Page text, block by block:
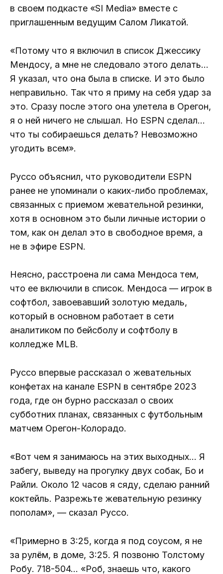
в своем подкасте «SI Media» вместе с
приглашенным ведущим Салом Ликатой.
«Потому что я включил в список Джессику
Мендосу, а мне не следовало этого делать…
Я указал, что она была в списке. И это было
неправильно. Так что я приму на себя удар за
это. Сразу после этого она улетела в Орегон,
я о ней ничего не слышал. Но ESPN сделал…
что ты собираешься делать? Невозможно
угодить всем».
Руссо объяснил, что руководители ESPN
ранее не упоминали о каких-либо проблемах,
связанных с приемом жевательной резинки,
хотя в основном это были личные истории о
том, как он делал это в свободное время, а
не в эфире ESPN.
Неясно, расстроена ли сама Мендоса тем,
что ее включили в список. Мендоса — игрок в
софтбол, завоевавший золотую медаль,
который в основном работает в сети
аналитиком по бейсболу и софтболу в
колледже MLB.
Руссо впервые рассказал о жевательных
конфетах на канале ESPN в сентябре 2023
года, где он бурно рассказал о своих
субботних планах, связанных с футбольным
матчем Орегон-Колорадо.
«Вот чем я занимаюсь на этих выходных… Я
забегу, выведу на прогулку двух собак, Бо и
Райли. Около 12 часов я сяду, сделаю ранний
коктейль. Разрежьте жевательную резинку
пополам», — сказал Руссо.
«Примерно в 3:25, когда я под соусом, я не
за рулём, в доме, 3:25. Я позвоню Толстому
Робу. 718-504… «Роб, знаешь что, какого